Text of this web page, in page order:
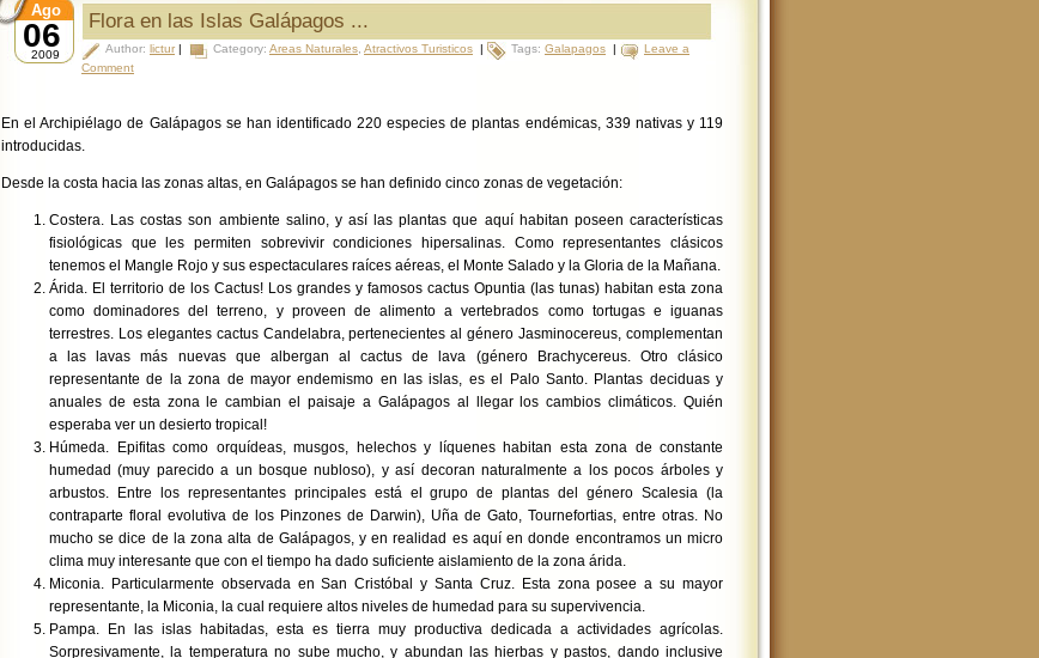
06
Ago
2009
Flora en las Islas Galápagos ...
Author: lictur | Category: Areas Naturales Atractivos Turisticos | Tags: Galapagos |
Leave a
Comment
En el Archipiélago de Galápagos se han identificado 220 especies de plantas endémicas, 339 nativas y 119
introducidas.
Desde la costa hacia las zonas altas, en Galápagos se han definido cinco zonas de vegetación:
Costera. Las costas son ambiente salino, y así las plantas que aquí habitan poseen características
fisiológicas que les permiten sobrevivir condiciones hipersalinas. Como representantes clásicos
tenemos el Mangle Rojo y sus espectaculares raíces aéreas, el Monte Salado y la Gloria de la Mañana.
Árida. El territorio de los Cactus! Los grandes y famosos cactus Opuntia (las tunas) habitan esta zona
como dominadores del terreno, y proveen de alimento a vertebrados como tortugas e iguanas
terrestres. Los elegantes cactus Candelabra, pertenecientes al género Jasminocereus, complementan
a las lavas más nuevas que albergan al cactus de lava (género Brachycereus. Otro clásico
representante de la zona de mayor endemismo en las islas, es el Palo Santo. Plantas deciduas y
anuales de esta zona le cambian el paisaje a Galápagos al llegar los cambios climáticos. Quién
esperaba ver un desierto tropical!
Húmeda. Epifitas como orquídeas, musgos, helechos y líquenes habitan esta zona de constante
humedad (muy parecido a un bosque nubloso), y así decoran naturalmente a los pocos árboles y
arbustos. Entre los representantes principales está el grupo de plantas del género Scalesia (la
contraparte floral evolutiva de los Pinzones de Darwin), Uña de Gato, Tournefortias, entre otras. No
mucho se dice de la zona alta de Galápagos, y en realidad es aquí en donde encontramos un micro
clima muy interesante que con el tiempo ha dado suficiente aislamiento de la zona árida.
Miconia. Particularmente observada en San Cristóbal y Santa Cruz. Esta zona posee a su mayor
representante, la Miconia, la cual requiere altos niveles de humedad para su supervivencia.
Pampa. En las islas habitadas, esta es tierra muy productiva dedicada a actividades agrícolas.
Sorpresivamente, la temperatura no sube mucho, y abundan las hierbas y pastos, dando inclusive